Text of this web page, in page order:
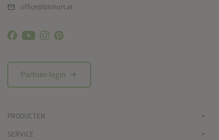
mail office@biohort.at
Partner-login arrow_right_alt
PRODUCTEN
SERVICE